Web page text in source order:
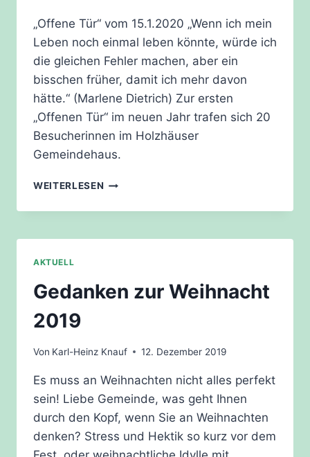
„Offene Tür“ vom 15.1.2020 „Wenn ich mein
Leben noch einmal leben könnte, würde ich
die gleichen Fehler machen, aber ein
bisschen früher, damit ich mehr davon
hätte.“ (Marlene Dietrich) Zur ersten
„Offenen Tür“ im neuen Jahr trafen sich 20
Besucherinnen im Holzhäuser
Gemeindehaus.
WEITERLESEN „MARLENE
AKTUELL
Gedanken zur Weihnacht
2019
Von Karl-Heinz Knauf 12. Dezember 2019
Es muss an Weihnachten nicht alles perfekt
sein! Liebe Gemeinde, was geht Ihnen
durch den Kopf, wenn Sie an Weihnachten
denken? Stress und Hektik so kurz vor dem